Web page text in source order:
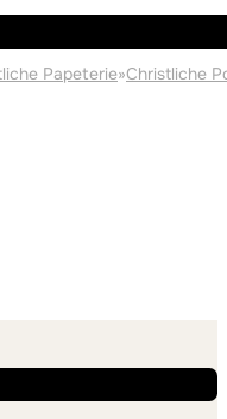
Papeterie»Christliche